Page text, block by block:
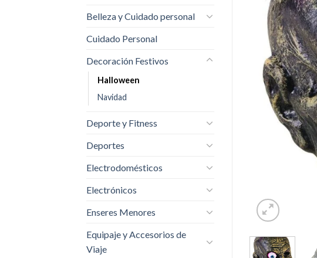
Belleza y Cuidado personal
Cuidado Personal
Decoración Festivos
Halloween
Navidad
Deporte y Fitness
Deportes
Electrodomésticos
Electrónicos
Enseres Menores
Equipaje y Accesorios de
Viaje